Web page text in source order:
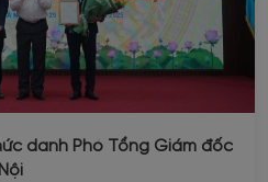
danh Phó Tổng Giám đốc